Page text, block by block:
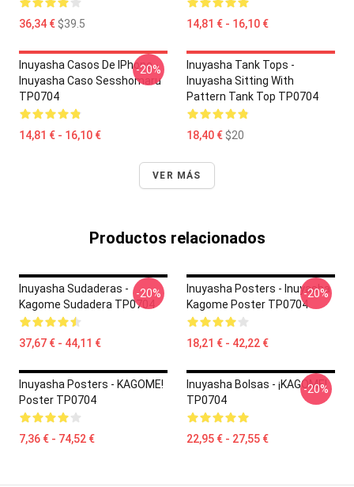
36,34 €$39.5 14,81 € - 16,10 €
Inuyasha Casos De IPhone -
Inuyasha Caso Sesshomaru
TP0704
14,81 € - 16,10 €
-20%
Inuyasha Tank Tops -
Inuyasha Sitting With
Pattern Tank Top TP0704
18,40 €$20
VER MÁS
Productos relacionados
Inuyasha Sudaderas -
Kagome Sudadera TP0704
37,67 € - 44,11 €
-20%
Inuyasha Posters - Inuyasha
Kagome Poster TP0704
18,21 € - 42,22 €
-20%
Inuyasha Posters - KAGOME!
Poster TP0704
7,36 € - 74,52 €
Inuyasha Bolsas - ¡KAGOME!
TP0704
22,95 € - 27,55 €
-20%